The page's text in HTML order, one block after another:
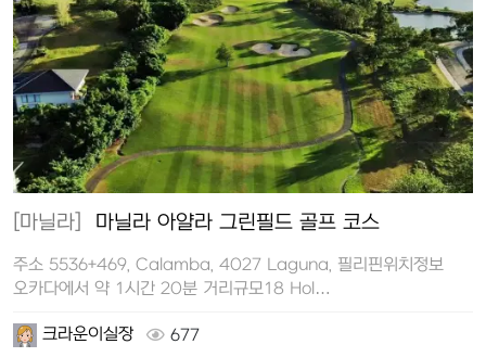
[마닐라] 마닐라 아얄라 그린필드 골프 코스
주소 5536+469, Calamba, 4027 Laguna, 필리핀위치정보
오카다에서 약 1시간 20분 거리규모18 Hol…
크라운이실장 677